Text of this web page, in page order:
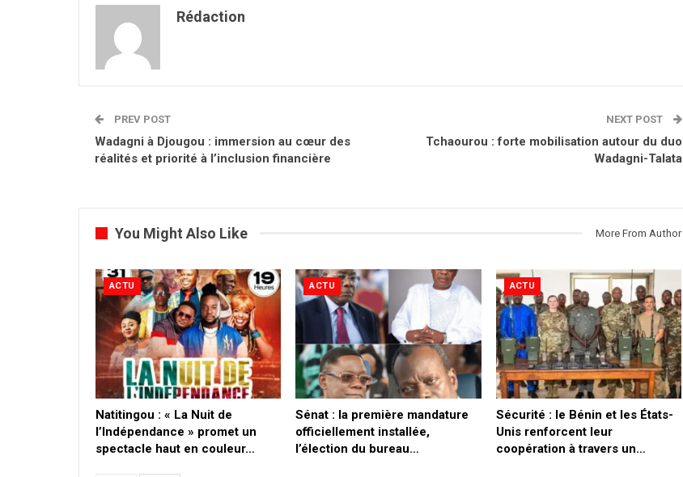
Rédaction
PREV POST
Wadagni à Djougou : immersion au cœur des
réalités et priorité à l’inclusion financière
NEXT POST
Tchaourou : forte mobilisation autour du duo
Wadagni-Talata
You Might Also Like More From Author
ACTU
​Natitingou : « La Nuit de
l’Indépendance » promet un
spectacle haut en couleur…
ACTU
Sénat : la première mandature
officiellement installée,
l’élection du bureau…
ACTU
Sécurité : le Bénin et les États-
Unis renforcent leur
coopération à travers un…